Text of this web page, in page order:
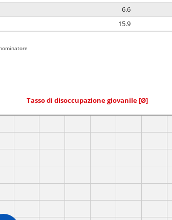
6.6
15.9
Tasso di disoccupazione giovanile [Ø]